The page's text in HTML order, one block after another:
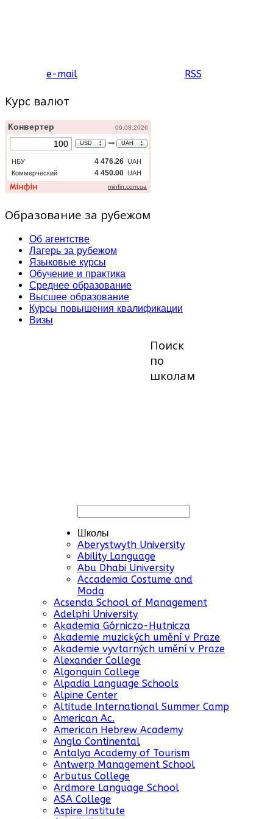
e-mail RSS
Курс валют
Образование за рубежом
Об агентстве
Лагерь за рубежом
Языковые курсы
Обучение и практика
Среднее образование
Высшее образование
Курсы повышения квалификации
Визы
Поиск
по
школам
Школы
Aberystwyth University
Ability Language
Abu Dhabi University
Accademia Costume and
Moda
Acsenda School of Management
Adelphi University
Akademia Górniczo-Hutnicza
Akademie muzických umění v Praze
Akademie vyvtarných umění v Praze
Alexander College
Algonquin College
Alpadia Language Schools
Alpine Center
Altitude International Summer Camp
American Ac.
American Hebrew Academy
Anglo Continental
Antalya Academy of Tourism
Antwerp Management School
Arbutus College
Ardmore Language School
ASA College
Aspire Institute